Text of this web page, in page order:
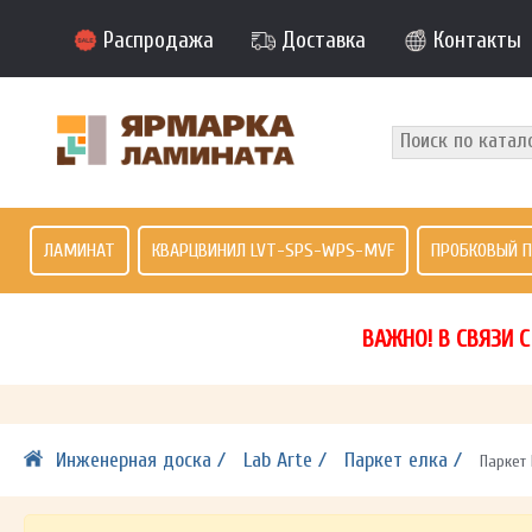
Распродажа Доставка Контакты
ЛАМИНАТ КВАРЦВИНИЛ LVT-SPS-WPS-MVF ПРОБКОВЫЙ
ВАЖНО! В СВЯЗИ
Инженерная доска / Lab Arte / Паркет елка / Паркет